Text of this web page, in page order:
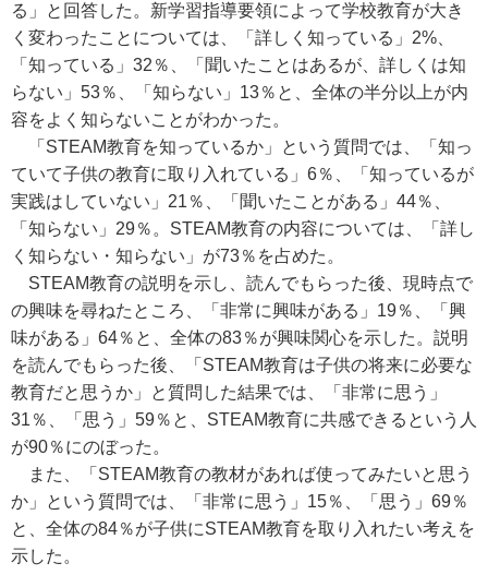
る」と回答した。新学習指導要領によって学校教育が大き
く変わったことについては、「詳しく知っている」2%、
「知っている」32％、「聞いたことはあるが、詳しくは知
らない」53％、「知らない」13％と、全体の半分以上が内
容をよく知らないことがわかった。
「STEAM教育を知っているか」という質問では、「知っ
ていて子供の教育に取り入れている」6％、「知っているが
実践はしていない」21％、「聞いたことがある」44％、
「知らない」29％。STEAM教育の内容については、「詳し
く知らない・知らない」が73％を占めた。
STEAM教育の説明を示し、読んでもらった後、現時点で
の興味を尋ねたところ、「非常に興味がある」19％、「興
味がある」64％と、全体の83％が興味関心を示した。説明
を読んでもらった後、「STEAM教育は子供の将来に必要な
教育だと思うか」と質問した結果では、「非常に思う」
31％、「思う」59％と、STEAM教育に共感できるという人
が90％にのぼった。
また、「STEAM教育の教材があれば使ってみたいと思う
か」という質問では、「非常に思う」15％、「思う」69％
と、全体の84％が子供にSTEAM教育を取り入れたい考えを
示した。